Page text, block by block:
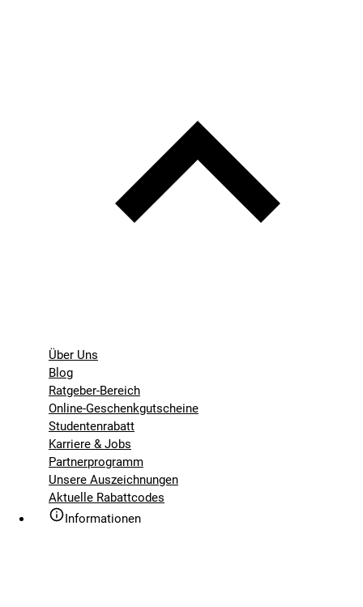
Über Uns
Blog
Ratgeber-Bereich
Online-Geschenkgutscheine
Studentenrabatt
Karriere & Jobs
Partnerprogramm
Unsere Auszeichnungen
Aktuelle Rabattcodes
Informationen